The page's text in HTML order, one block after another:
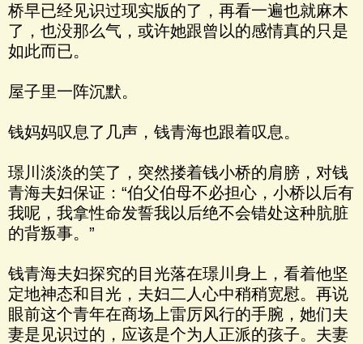
桥早已经见识过现实版的了，再看一遍也就麻木
了，也没那么气，或许她跟曾以的感情真的只是
如此而已。
屋子里一阵沉默。
钱妈妈叹息了几声，钱青海也跟着叹息。
璟川淡淡的笑了，突然搂着钱小桥的肩膀，对钱
青海夫妇保证：“伯父伯母不必担心，小桥以后有
我呢，我拿性命发誓我以后绝不会错处这种肮脏
的背叛事。”
钱青海夫妇探究的目光落在璟川身上，看着他坚
定地神态和目光，夫妇二人心中稍稍宽慰。再说
眼前这个青年在商场上雷厉风行的手腕，她们夫
妻是见识过的，应该是个为人正派的孩子。夫妻